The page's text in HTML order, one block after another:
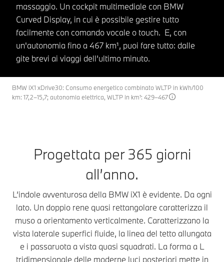
massaggio. Un cockpit multimediale con BMW
Curved Display, in cui è possibile gestire tutto
facilmente con comando vocale o touch. E, con
un'autonomia fino a 467 km¹, puoi fare tutto: dalle
gite brevi ai viaggi dell’ultimo minuto.
BMW iX1 xDrive30: Consumo energetico combinato WLTP in kWh/100
km: 17,2–15,7; autonomia elettrica, WLTP in km¹: 429–467
Progettata per 365 giorni
all’anno.
L’indole avventurosa della BMW iX1 è evidente. Da ogni
lato. Un doppio rene quasi rettangolare caratterizza il
muso a orientamento verticalmente. Caratterizzano la
vista laterale superfici fluide, la linea del tetto allungata
e i passaruota a vista quasi squadrati. La forma a L
tridimensionale delle moderne luci posteriori mette in